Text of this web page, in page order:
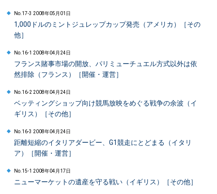
No.17-3 2008年05月01日
1,000ドルのミントジュレップカップ発売（アメリカ）［その
他］
No.16-1 2008年04月24日
フランス賭事市場の開放、パリミューチュエル方式以外は依
然排除（フランス）［開催・運営］
No.16-2 2008年04月24日
ベッティングショップ向け競馬放映をめぐる戦争の余波（イ
ギリス）［その他］
No.16-3 2008年04月24日
距離短縮のイタリアダービー、G1競走にとどまる（イタリ
ア）［開催・運営］
No.15-1 2008年04月17日
ニューマーケットの遺産を守る戦い（イギリス）［その他］